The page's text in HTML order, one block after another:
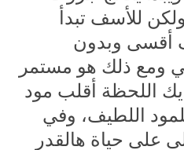
للأسف تبدأ
أقسى وبدون
ومع ذلك هو مستمر
اللحظة أقلب مود
اللطيف، وفي
على حياة هالقدر